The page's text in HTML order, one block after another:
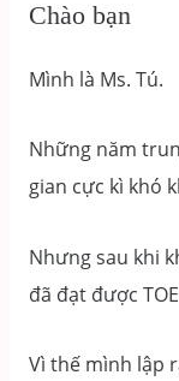
Chào bạn
Mình là Ms. Tú.
Những năm
gian cực kì khó
Nhưng sau khi
đã đạt được
Vì thế mình lập